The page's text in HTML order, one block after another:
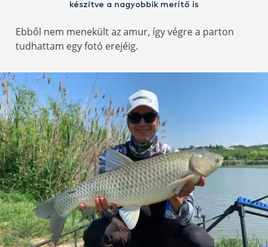
készítve a nagyobbik merítő is
Ebből nem menekült az amur, így végre a parton
tudhattam egy fotó erejéig.